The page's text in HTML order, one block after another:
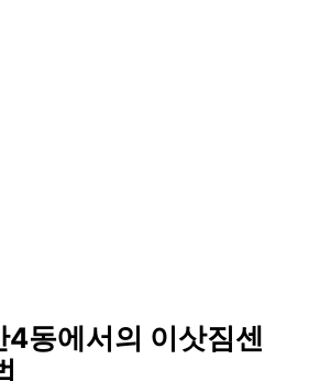
4동에서의 이삿짐센